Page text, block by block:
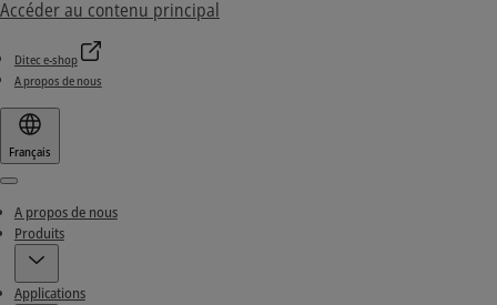
Accéder au contenu principal
Ditec e-shop
A propos de nous
Français
Menu
A propos de nous
Produits
Applications